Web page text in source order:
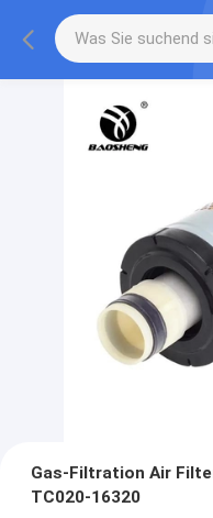
Gas-Filtration Air
TC020-16320